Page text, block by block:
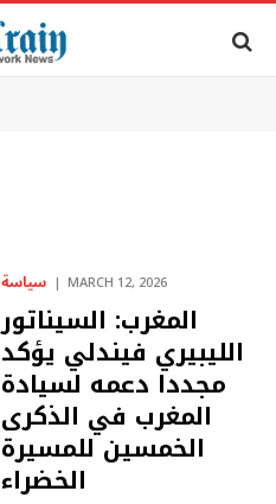
سياسة MARCH 12, 2026
المغرب: السيناتور
الليبيري فيندلي يؤكد
مجددا دعمه لسيادة
المغرب في الذكرى
الخمسين للمسيرة
الخضراء